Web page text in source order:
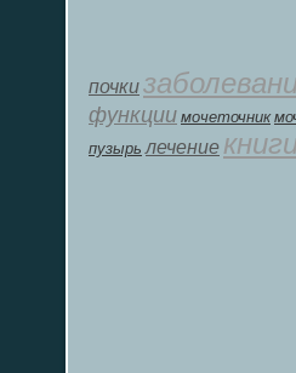
почки
функции мοчеточник
пузырь лечение